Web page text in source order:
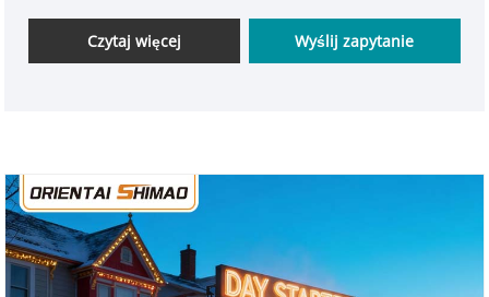
spotkań rodzinnych. Sprzedam mobilne wózki
gastronomiczne, które idealnie nadają się do
Czytaj więcej Wyślij zapytanie